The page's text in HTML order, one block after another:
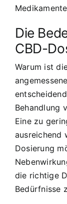
Die
CBD-
Warum ist
Behandlung
Eine zu
ausreichend
Dosierung
die richtige
Bedürfnisse